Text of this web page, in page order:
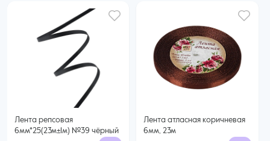
Лента репсовая
6мм*25(23м±1м) №39 чёрный
Лента атласная коричневая
6мм, 23м